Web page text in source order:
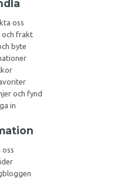
oss
och frakt
byte
och fynd
in
oss